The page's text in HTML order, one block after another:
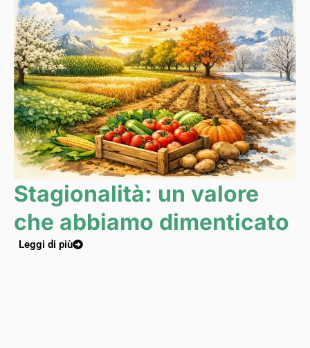
Stagionalità: un valore
che abbiamo dimenticato
Leggi di più